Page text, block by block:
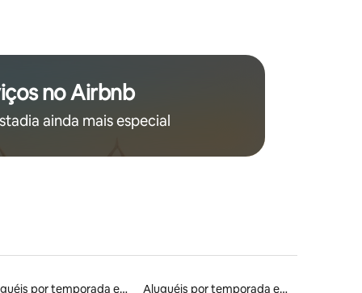
no Airbnb
ainda mais especial
Aluguéis por temporada em albergue Aluguéis por temporada em hotéis-fazenda